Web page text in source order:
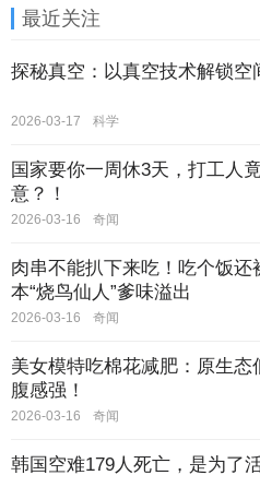
最近关注
探秘真空：以真空技术解锁空
2026-03-17 科学
国家要你一周休3天，打工人
意？！
2026-03-16 奇闻
肉串不能扒下来吃！吃个饭还
本“烧鸟仙人”爹味溢出
2026-03-16 奇闻
美女模特吃棉花减肥：原生态
腹感强！
2026-03-16 奇闻
韩国空难179人死亡，是为了